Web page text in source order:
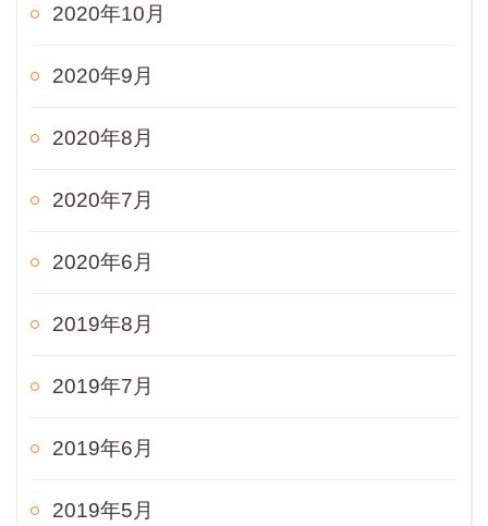
2020年10月
2020年9月
2020年8月
2020年7月
2020年6月
2019年8月
2019年7月
2019年6月
2019年5月